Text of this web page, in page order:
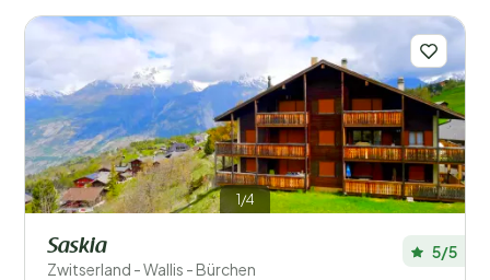
1/4
Saskia
Zwitserland - Wallis - Bürchen
5/5